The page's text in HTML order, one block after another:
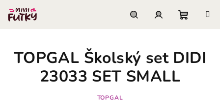
obsah
košík
TOPGAL Školský set DIDI
23033 SET SMALL
TOPGAL